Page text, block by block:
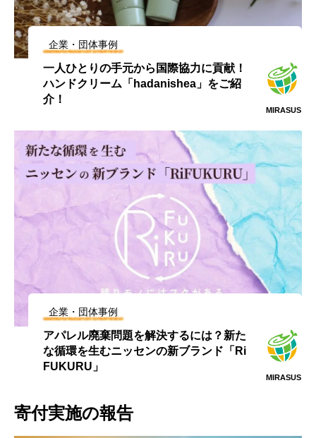
企業・団体事例
一人ひとりの手元から国際協力に貢献！
ハンドクリーム「hadanishea」をご紹
介！
MIRASUS
企業・団体事例
アパレル廃棄問題を解決するには？新た
な循環を生むニッセンの新ブランド「Ri
FUKURU」
MIRASUS
寄付実施の報告